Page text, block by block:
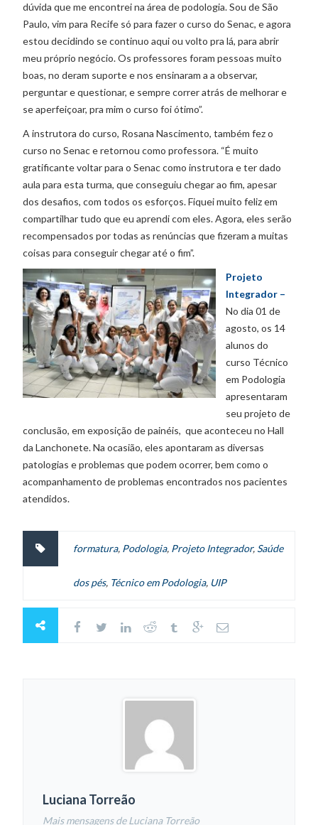
dúvida que me encontrei na área de podologia. Sou de São
Paulo, vim para Recife só para fazer o curso do Senac, e agora
estou decidindo se continuo aqui ou volto pra lá, para abrir
meu próprio negócio. Os professores foram pessoas muito
boas, no deram suporte e nos ensinaram a a observar,
perguntar e questionar, e sempre correr atrás de melhorar e
se aperfeiçoar, pra mim o curso foi ótimo”.
A instrutora do curso, Rosana Nascimento, também fez o
curso no Senac e retornou como professora. “É muito
gratificante voltar para o Senac como instrutora e ter dado
aula para esta turma, que conseguiu chegar ao fim, apesar
dos desafios, com todos os esforços. Fiquei muito feliz em
compartilhar tudo que eu aprendi com eles. Agora, eles serão
recompensados por todas as renúncias que fizeram a muitas
coisas para conseguir chegar até o fim”.
Projeto
Integrador –
No dia 01 de
agosto, os 14
alunos do
curso Técnico
em Podologia
apresentaram
seu projeto de
conclusão, em exposição de painéis, que aconteceu no Hall
da Lanchonete. Na ocasião, eles apontaram as diversas
patologias e problemas que podem ocorrer, bem como o
acompanhamento de problemas encontrados nos pacientes
atendidos.
formatura, Podologia, Projeto Integrador, Saúde
dos pés, Técnico em Podologia, UIP
Luciana Torreão
Mais mensagens de Luciana Torreão